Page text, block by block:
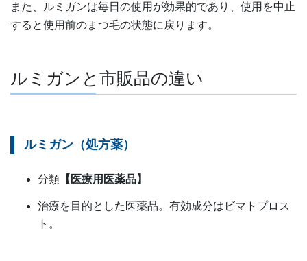
また、ルミガンは毎日の使用が効果的であり、使用を中止
すると使用前のまつ毛の状態に戻ります。
ルミガンと市販品の違い
ルミガン（処方薬）
分類 【医療用医薬品】
治療を目的とした医薬品。有効成分はビマトプロス
ト。